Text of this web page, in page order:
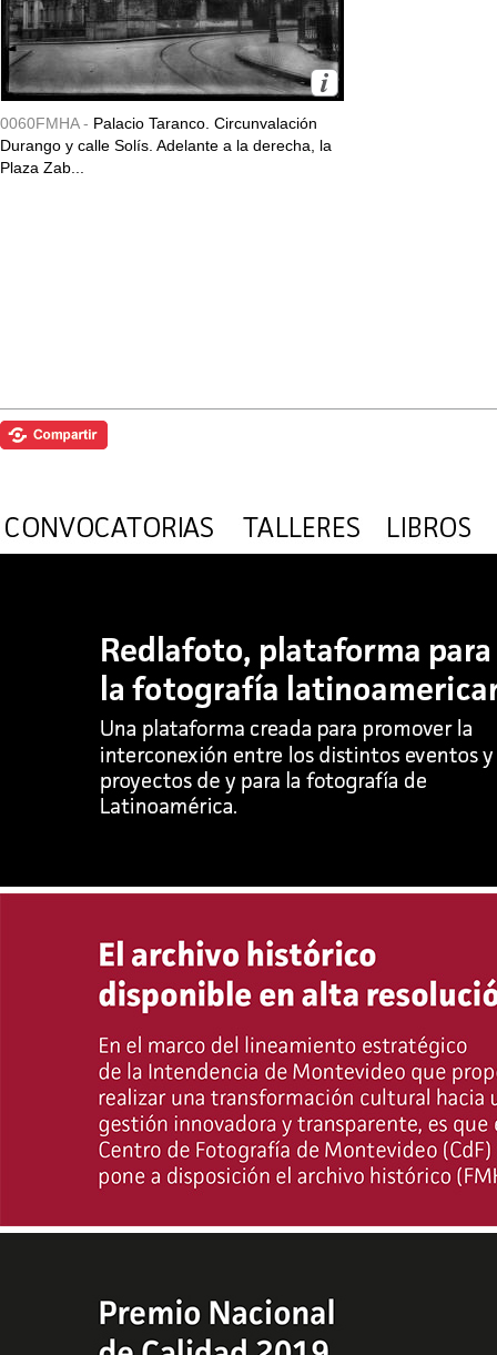
0060FMHA - Palacio Taranco. Circunvalación
Durango y calle Solís. Adelante a la derecha, la
Plaza Zab...